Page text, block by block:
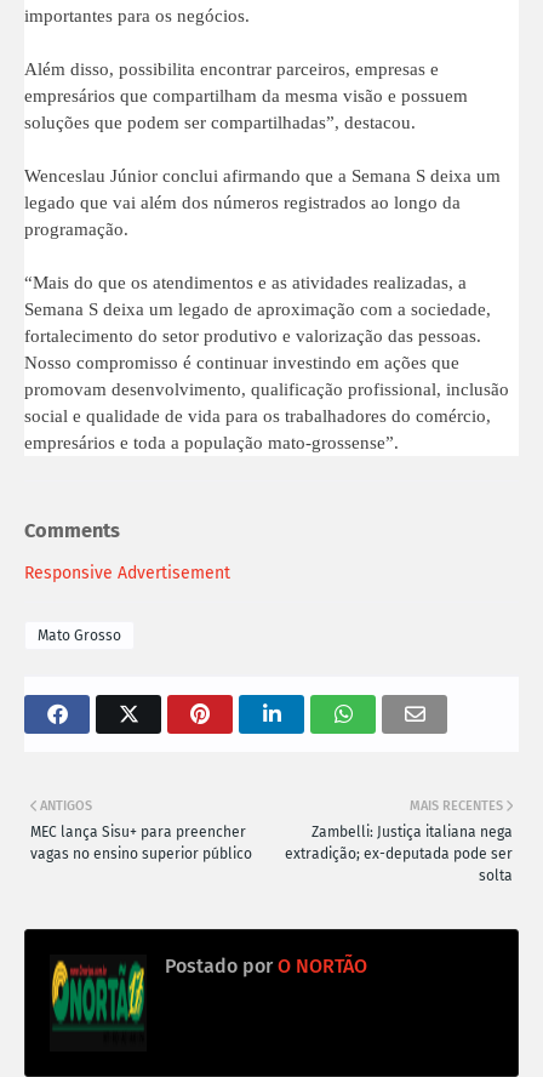
importantes para os negócios.
Além disso, possibilita encontrar parceiros, empresas e
empresários que compartilham da mesma visão e possuem
soluções que podem ser compartilhadas”, destacou.
Wenceslau Júnior conclui afirmando que a Semana S deixa um
legado que vai além dos números registrados ao longo da
programação.
“Mais do que os atendimentos e as atividades realizadas, a
Semana S deixa um legado de aproximação com a sociedade,
fortalecimento do setor produtivo e valorização das pessoas.
Nosso compromisso é continuar investindo em ações que
promovam desenvolvimento, qualificação profissional, inclusão
social e qualidade de vida para os trabalhadores do comércio,
empresários e toda a população mato-grossense”.
Comments
Responsive Advertisement
Mato Grosso
MAIS RECENTES
Zambelli: Justiça italiana nega
extradição; ex-deputada pode ser
solta
ANTIGOS
MEC lança Sisu+ para preencher
vagas no ensino superior público
Postado por O NORTÃO